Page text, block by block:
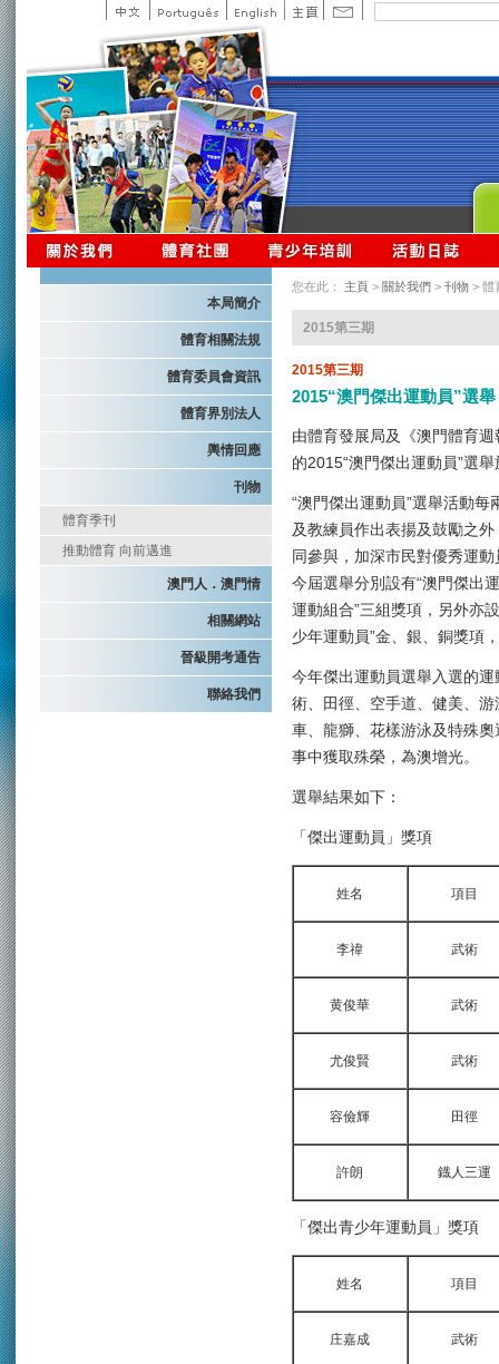
本局簡介
體育相關法規
體育委員會資訊
體育界別法人
輿情回應
刊物
體育季刊
推動體育 向前邁進
澳門人．澳門情
相關網站
晉級開考通告
聯絡我們
您在此： 主頁 > 關於我們 > 刊物 > 體
2015第三期
2015第三期
2015“澳門傑出運動員”選舉
由體育發展局及《澳門體育
的2015“澳門傑出運動員”選
“澳門傑出運動員”選舉活動
及教練員作出表揚及鼓勵之
同參與，加深市民對優秀運
今屆選舉分別設有“澳門傑出
運動組合”三組獎項，另外亦
少年運動員”金、銀、銅獎項
今年傑出運動員選舉入選的
術、田徑、空手道、健美、
車、龍獅、花樣游泳及特殊
事中獲取殊榮，為澳增光。
選舉結果如下：
「傑出運動員」獎項
姓名 項目
李禕 武術
黄俊華 武術
尤俊賢 武術
容儉輝 田徑
許朗 鐡人三運
「傑出青少年運動員」獎項
姓名 項目
庄嘉成 武術